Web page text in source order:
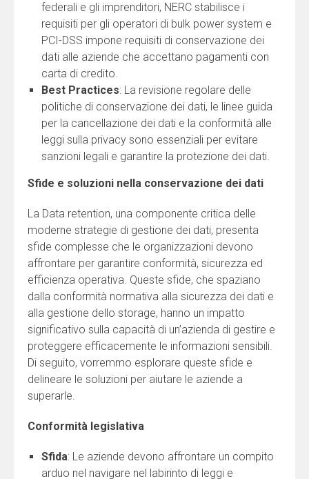
federali e gli imprenditori, NERC stabilisce i
requisiti per gli operatori di bulk power system e
PCI-DSS impone requisiti di conservazione dei
dati alle aziende che accettano pagamenti con
carta di credito.
Best Practices: La revisione regolare delle
politiche di conservazione dei dati, le linee guida
per la cancellazione dei dati e la conformità alle
leggi sulla privacy sono essenziali per evitare
sanzioni legali e garantire la protezione dei dati.
Sfide e soluzioni nella conservazione dei dati
La Data retention, una componente critica delle
moderne strategie di gestione dei dati, presenta
sfide complesse che le organizzazioni devono
affrontare per garantire conformità, sicurezza ed
efficienza operativa. Queste sfide, che spaziano
dalla conformità normativa alla sicurezza dei dati e
alla gestione dello storage, hanno un impatto
significativo sulla capacità di un’azienda di gestire e
proteggere efficacemente le informazioni sensibili.
Di seguito, vorremmo esplorare queste sfide e
delineare le soluzioni per aiutare le aziende a
superarle.
Conformità legislativa
Sfida: Le aziende devono affrontare un compito
arduo nel navigare nel labirinto di leggi e